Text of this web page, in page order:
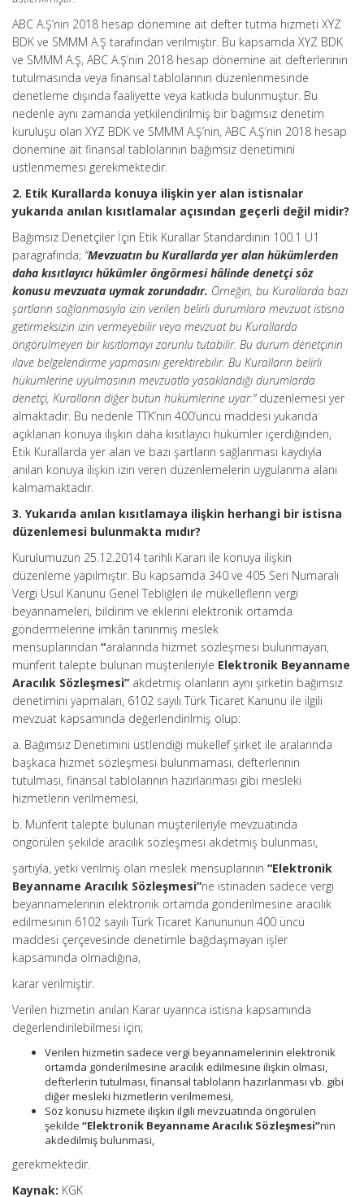
ABC A.Ş’nin 2018 hesap dönemine ait defter tutma hizmeti XYZ
BDK ve SMMM A.Ş tarafından verilmiştir. Bu kapsamda XYZ BDK
ve SMMM A.Ş, ABC A.Ş’nin 2018 hesap dönemine ait defterlerinin
tutulmasında veya finansal tablolarının düzenlenmesinde
denetleme dışında faaliyette veya katkıda bulunmuştur. Bu
nedenle aynı zamanda yetkilendirilmiş bir bağımsız denetim
kuruluşu olan XYZ BDK ve SMMM A.Ş’nin, ABC A.Ş’nin 2018 hesap
dönemine ait finansal tablolarının bağımsız denetimini
üstlenmemesi gerekmektedir.
2. Etik Kurallarda konuya ilişkin yer alan istisnalar
yukarıda anılan kısıtlamalar açısından geçerli değil midir?
Bağımsız Denetçiler İçin Etik Kurallar Standardının 100.1 U1
paragrafında; “Mevzuatın bu Kurallarda yer alan hükümlerden
daha kısıtlayıcı hükümler öngörmesi hâlinde denetçi söz
konusu mevzuata uymak zorundadır. Örneğin, bu Kurallarda bazı
şartların sağlanmasıyla izin verilen belirli durumlara mevzuat istisna
getirmeksizin izin vermeyebilir veya mevzuat bu Kurallarda
öngörülmeyen bir kısıtlamayı zorunlu tutabilir. Bu durum denetçinin
ilave belgelendirme yapmasını gerektirebilir. Bu Kuralların belirli
hükümlerine uyulmasının mevzuatla yasaklandığı durumlarda
denetçi, Kuralların diğer bütün hükümlerine uyar.”düzenlemesi yer
almaktadır. Bu nedenle TTK’nın 400’üncü maddesi yukarıda
açıklanan konuya ilişkin daha kısıtlayıcı hükümler içerdiğinden,
Etik Kurallarda yer alan ve bazı şartların sağlanması kaydıyla
anılan konuya ilişkin izin veren düzenlemelerin uygulanma alanı
kalmamaktadır.
3. Yukarıda anılan kısıtlamaya ilişkin herhangi bir istisna
düzenlemesi bulunmakta mıdır?
Kurulumuzun 25.12.2014 tarihli Kararı ile konuya ilişkin
düzenleme yapılmıştır. Bu kapsamda 340 ve 405 Seri Numaralı
Vergi Usul Kanunu Genel Tebliğleri ile mükelleflerin vergi
beyannameleri, bildirim ve eklerini elektronik ortamda
göndermelerine imkân tanınmış meslek
mensuplarından “aralarında hizmet sözleşmesi bulunmayan,
münferit talepte bulunan müşterileriyle Elektronik Beyanname
Aracılık Sözleşmesi” akdetmiş olanların aynı şirketin bağımsız
denetimini yapmaları, 6102 sayılı Türk Ticaret Kanunu ile ilgili
mevzuat kapsamında değerlendirilmiş olup:
a. Bağımsız Denetimini üstlendiği mükellef şirket ile aralarında
başkaca hizmet sözleşmesi bulunmaması, defterlerinin
tutulması, finansal tablolarının hazırlanması gibi mesleki
hizmetlerin verilmemesi,
b. Münferit talepte bulunan müşterileriyle mevzuatında
öngörülen şekilde aracılık sözleşmesi akdetmiş bulunması,
şartıyla, yetki verilmiş olan meslek mensuplarının “Elektronik
Beyanname Aracılık Sözleşmesi”ne istinaden sadece vergi
beyannamelerinin elektronik ortamda gönderilmesine aracılık
edilmesinin 6102 sayılı Türk Ticaret Kanununun 400 üncü
maddesi çerçevesinde denetimle bağdaşmayan işler
kapsamında olmadığına,
karar verilmiştir.
Verilen hizmetin anılan Karar uyarınca istisna kapsamında
değerlendirilebilmesi için;
Verilen hizmetin sadece vergi beyannamelerinin elektronik
ortamda gönderilmesine aracılık edilmesine ilişkin olması,
defterlerin tutulması, finansal tabloların hazırlanması vb. gibi
diğer mesleki hizmetlerin verilmemesi,
Söz konusu hizmete ilişkin ilgili mevzuatında öngörülen
şekilde “Elektronik Beyanname Aracılık Sözleşmesi”nin
akdedilmiş bulunması,
gerekmektedir.
Kaynak: KGK